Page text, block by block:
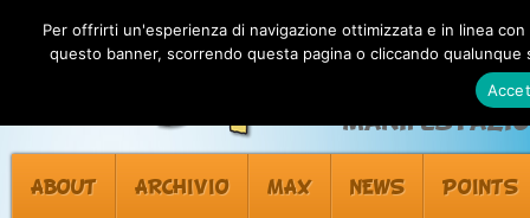
ABOUT ARCHIVIO MAX NEWS POINTS
Per offrirti un'esperienza di navigazione ottimizzata e in linea
questo banner, scorrendo questa pagina o cliccando